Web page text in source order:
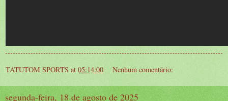
TATUTOM SPORTS at 05:14:00 Nenhum comentário:
segunda-feira, 18 de agosto de 2025